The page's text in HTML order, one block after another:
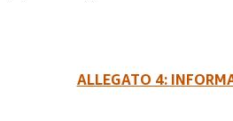
ALLEGATO 4: